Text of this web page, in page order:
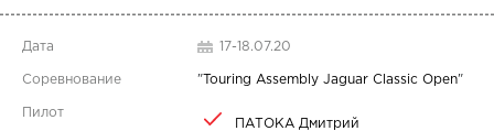
17-18.07.20
" Touring Assembly Jaguar Classic Open"
ПАТОКА Дмитрий